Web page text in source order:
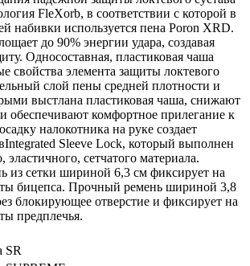
FleXorb, в соответствии с которой в
набивки используется пена Poron XRD.
до 90% энергии удара, создавая
Односоставная, пластиковая чаша
свойства элемента защиты локтевого
слой пены средней плотности и
выстлана пластиковая чаша, снижают
и обеспечивают комфортное прилегание к
налокотника на руке создает
Sleeve Lock, который выполнен
эластичного, сетчатого материала.
из сетки шириной 6,3 см фиксирует на
бицепса. Прочный ремень шириной 3,8
блокирующее отверстие и фиксирует на
предплечья.
SR